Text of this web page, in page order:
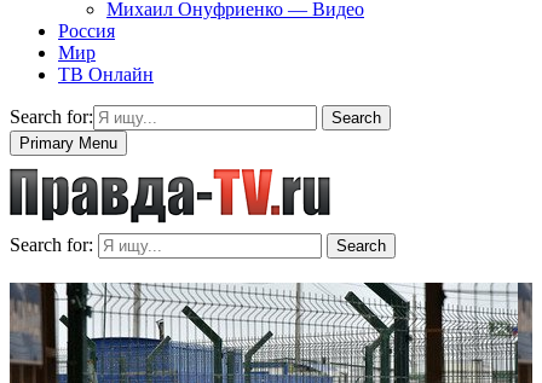
Михаил Онуфриенко — Видео
Россия
Мир
ТВ Онлайн
Search for:
Search
Primary Menu
Search for: Search